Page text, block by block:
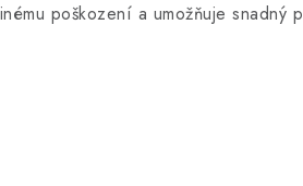
poškození a umožňuje snadný